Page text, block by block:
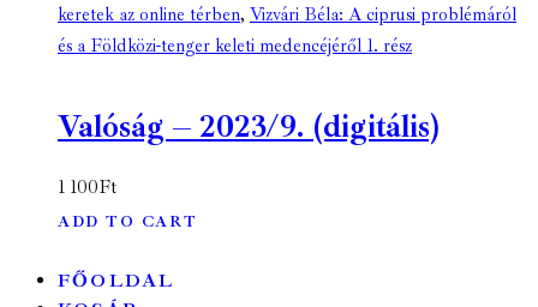
keretek az online térben, Vizvári Béla: A ciprusi problémáról
és a Földközi-tenger keleti medencéjéről 1. rész
Valóság – 2023/9. (digitális)
1 100Ft
ADD TO CART
FŐOLDAL